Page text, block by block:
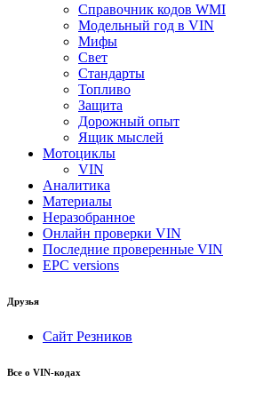
Справочник кодов WMI
Модельный год в VIN
Мифы
Свет
Стандарты
Топливо
Защита
Дорожный опыт
Ящик мыслей
Мотоциклы
VIN
Аналитика
Материалы
Неразобранное
Онлайн проверки VIN
Последние проверенные VIN
EPC versions
Друзья
Сайт Резников
Все о VIN-кодах